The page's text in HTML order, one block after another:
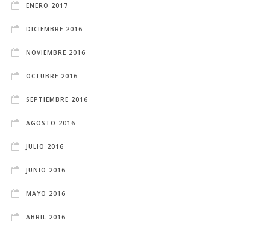
ENERO 2017
DICIEMBRE 2016
NOVIEMBRE 2016
OCTUBRE 2016
SEPTIEMBRE 2016
AGOSTO 2016
JULIO 2016
JUNIO 2016
MAYO 2016
ABRIL 2016